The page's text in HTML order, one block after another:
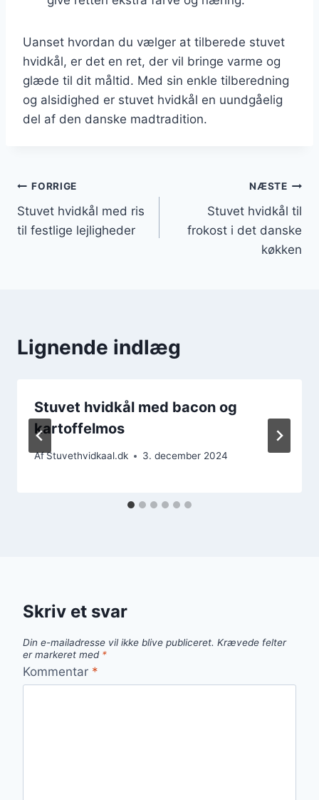
Uanset hvordan du vælger at tilberede stuvet
hvidkål, er det en ret, der vil bringe varme og
glæde til dit måltid. Med sin enkle tilberedning
og alsidighed er stuvet hvidkål en uundgåelig
del af den danske madtradition.
Indlægsnavigation
FORRIGE
Stuvet hvidkål med ris
til festlige lejligheder
NÆSTE
Stuvet hvidkål til
frokost i det danske
køkken
Lignende indlæg
Stuvet hvidkål med bacon og
kartoffelmos
AfStuvethvidkaal.dk 3. december 2024
Skriv et svar
Din e-mailadresse vil ikke blive publiceret. Krævede felter
er markeret med *
Kommentar *